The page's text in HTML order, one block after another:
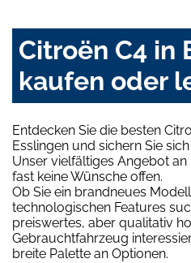
Citroën C4 in
kaufen oder
Entdecken Sie die besten
Esslingen und sichern Sie
Unser vielfältiges Angebot
fast keine Wünsche offen.
Ob Sie ein brandneues
technologischen Features
preiswertes, aber qualitativ
Gebrauchtfahrzeug
breite Palette an Optionen.